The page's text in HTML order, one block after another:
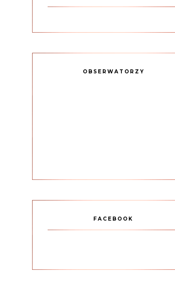
OBSERWATORZY
FACEBOOK